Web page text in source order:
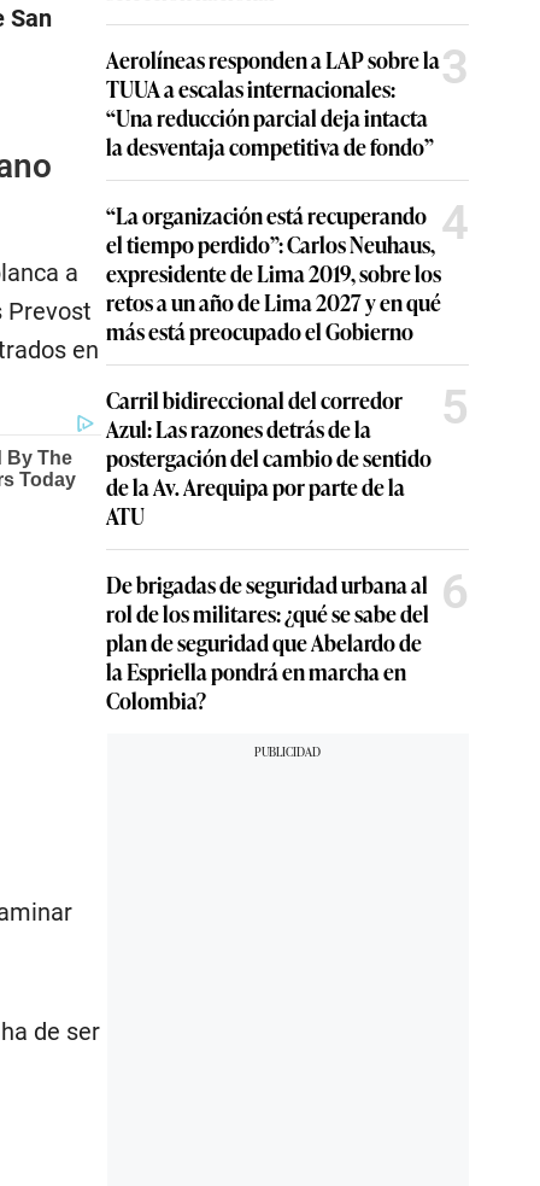
San
a
Prevost
en
de ser
Aerolíneas responden a LAP sobre la
TUUA a escalas internacionales:
“Una reducción parcial deja intacta
la desventaja competitiva de fondo”
3
“La organización está recuperando
el tiempo perdido”: Carlos Neuhaus,
expresidente de Lima 2019, sobre los
retos a un año de Lima 2027 y en qué
más está preocupado el Gobierno
4
Carril bidireccional del corredor
Azul: Las razones detrás de la
postergación del cambio de sentido
de la Av. Arequipa por parte de la
ATU
5
De brigadas de seguridad urbana al
rol de los militares: ¿qué se sabe del
plan de seguridad que Abelardo de
la Espriella pondrá en marcha en
Colombia?
6